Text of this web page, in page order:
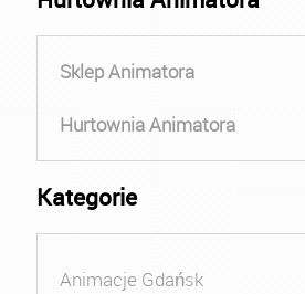
Sklep Animatora
Hurtownia Animatora
Kategorie
Animacje Gdańsk